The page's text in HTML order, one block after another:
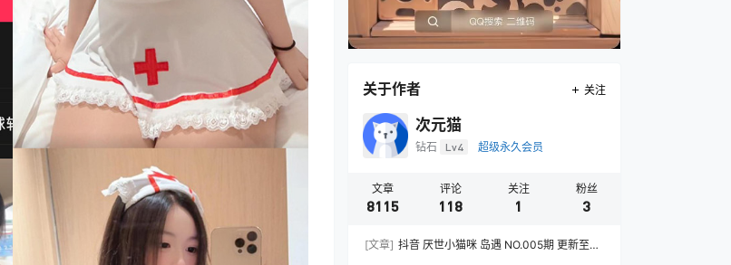
关于作者 关注
次元猫
钻石 Lv4 超级永久会员
文章
8115
评论
118
关注
1
粉丝
3
[文章] 抖音 厌世小猫咪 岛遇 NO.005期 更新至：